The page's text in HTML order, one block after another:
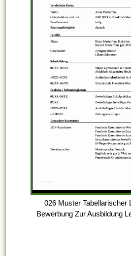
026 Muster Tabellarischer
Bewerbung Zur Ausbildung